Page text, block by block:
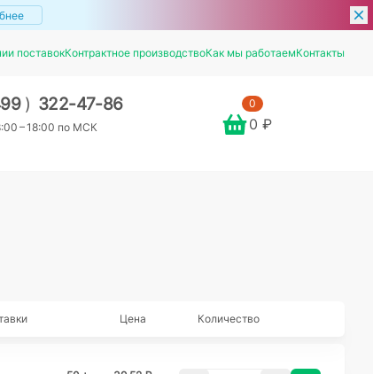
поставокКонтрактное производствоКак мы работаемКонтакты
) 322-47-86
– 18:00 по МСК
0
0 ₽
Цена Количество